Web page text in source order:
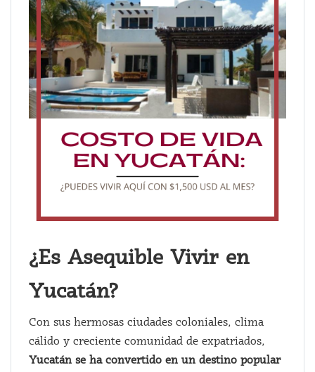
¿Es Asequible Vivir en
Yucatán?
Con sus hermosas ciudades coloniales, clima
cálido y creciente comunidad de expatriados,
Yucatán se ha convertido en un destino popular